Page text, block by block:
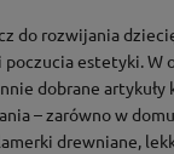
do rozwijania
estetyki. W
dobrane
– zarówno w
drewniane,